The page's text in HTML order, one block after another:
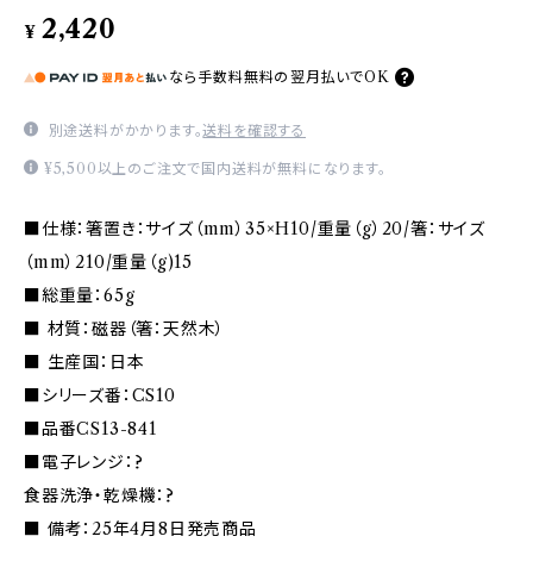
¥ 2,420
なら 手数料無料の 翌月払いでOK
別途送料がかかります。送料を確認する
¥5,500以上のご注文で国内送料が無料になります。
■仕様：箸置き：サイズ（mm）35×H10/重量（g）20/箸：サイズ
（mm）210/重量（g)15
■総重量：65g
■ 材質：磁器（箸：天然木）
■ 生産国：日本
■シリーズ番：CS10
■品番CS13-841
■電子レンジ：?
食器洗浄・乾燥機：?
■ 備考：25年4月8日発売商品